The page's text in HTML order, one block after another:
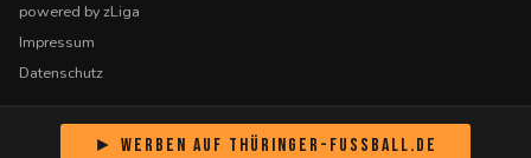
powered by zLiga
Impressum
Datenschutz
► Werben auf Thüringer-Fussball.de